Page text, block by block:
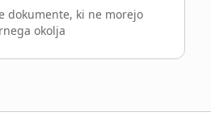
dokumente, ki ne morejo
okolja